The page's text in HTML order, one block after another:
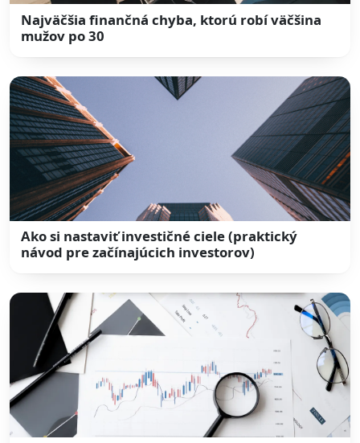
Najväčšia finančná chyba, ktorú robí väčšina
mužov po 30
Ako si nastaviť investičné ciele (praktický
návod pre začínajúcich investorov)